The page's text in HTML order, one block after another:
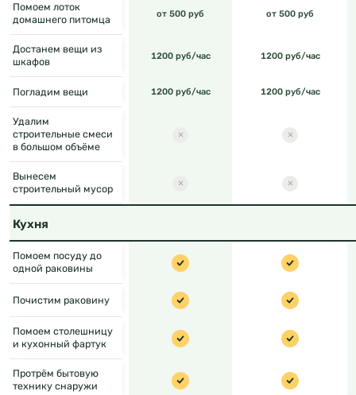
Помоем лоток
домашнего питомца
от 500 руб от 500 руб
Достанем вещи из
шкафов
1200 руб/час 1200 руб/час
Погладим вещи 1200 руб/час 1200 руб/час
Удалим
строительные смеси
в большом объёме
Вынесем
строительный мусор
Кухня
Помоем посуду до
одной раковины
Почистим раковину
Помоем столешницу
и кухонный фартук
Протрём бытовую
технику снаружи